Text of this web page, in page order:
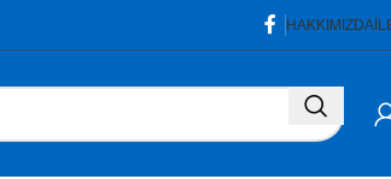
HAKKIMIZDA